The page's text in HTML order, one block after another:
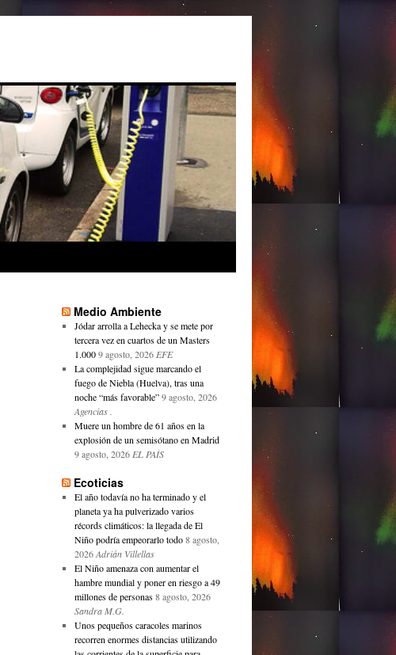
Medio Ambiente
Jódar arrolla a Lehecka y se mete por
tercera vez en cuartos de un Masters
1.000 9 agosto, 2026 EFE
La complejidad sigue marcando el
fuego de Niebla (Huelva), tras una
noche “más favorable” 9 agosto, 2026
Agencias .
Muere un hombre de 61 años en la
explosión de un semisótano en Madrid
9 agosto, 2026 EL PAÍS
Ecoticias
El año todavía no ha terminado y el
planeta ya ha pulverizado varios
récords climáticos: la llegada de El
Niño podría empeorarlo todo 8 agosto,
2026 Adrián Villellas
El Niño amenaza con aumentar el
hambre mundial y poner en riesgo a 49
millones de personas 8 agosto, 2026
Sandra M.G.
Unos pequeños caracoles marinos
recorren enormes distancias utilizando